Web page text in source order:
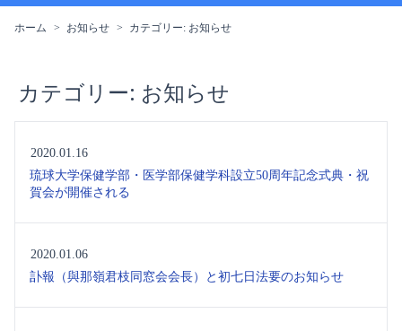
ホーム お知らせ カテゴリー: お知らせ
カテゴリー: お知らせ
2020.01.16
琉球大学保健学部・医学部保健学科設立50周年記念式典・祝
賀会が開催される
2020.01.06
訃報（與那嶺君枝同窓会会長）と初七日法要のお知らせ